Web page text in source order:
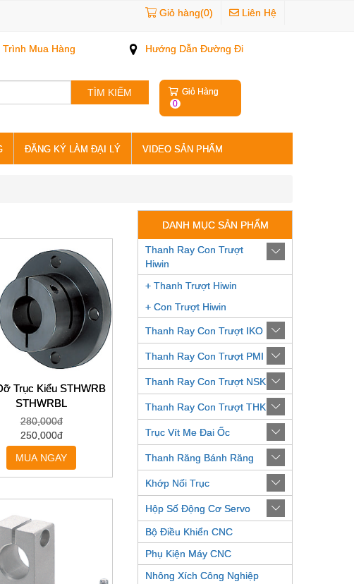
Giỏ hàng(0) Liên Hệ
Trình Mua Hàng Hướng Dẫn Đường Đi
TÌM KIẾM
Giỏ Hàng
0
ĐĂNG KÝ LÀM ĐẠI LÝ VIDEO SẢN PHẨM
Trục Kiểu STHWRB
STHWRBL
280,000đ
250,000đ
MUA NGAY
DANH MỤC SẢN PHẨM
Thanh Ray Con Trượt
Hiwin
+ Thanh Trượt Hiwin
+ Con Trượt Hiwin
Thanh Ray Con Trượt IKO
Thanh Ray Con Trượt PMI
Thanh Ray Con Trượt NSK
Thanh Ray Con Trượt THK
Trục Vít Me Đai Ốc
Thanh Răng Bánh Răng
Khớp Nối Trục
Hộp Số Động Cơ Servo
Bộ Điều Khiển CNC
Phụ Kiện Máy CNC
Nhông Xích Công Nghiệp